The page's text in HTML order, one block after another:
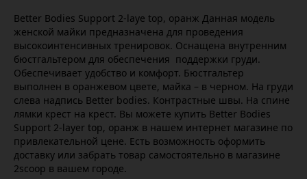
Better Bodies Support 2-laye top, оранж Данная модель
женской майки предназначена для проведения
высокоинтенсивных тренировок. Оснащена внутренним
бюстгальтером для обеспечения поддержки груди.
Обеспечивает удобство и комфорт. Бюстгальтер
выполнен в оранжевом цвете, майка – в черном. На груди
слева надпись Better bodies. Контрастные швы. На спине
лямки крест на крест. Вы можете купить Better Bodies
Support 2-layer top, оранж в нашем интернет магазине по
привлекательной цене. Есть возможность оформить
доставку или забрать товар самостоятельно в магазине
2scoop в вашем городе.